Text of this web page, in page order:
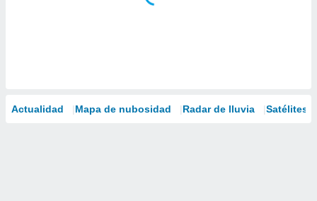
Actualidad Mapa de nubosidad Radar de lluvia Satélites